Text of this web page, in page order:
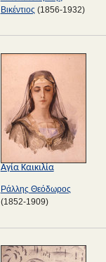
Βικέντιος (1856-1932)
Αγία Καικιλία
Ράλλης Θεόδωρος
(1852-1909)